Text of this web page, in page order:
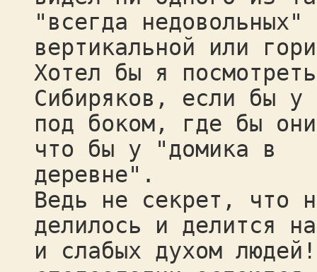
"всегда недовольных"
вертикальной или
Хотел бы я
Сибиряков, если бы у
под боком, где бы
что бы у "домика в
деревне".
Ведь не секрет, что
делилось и делится
и слабых духом